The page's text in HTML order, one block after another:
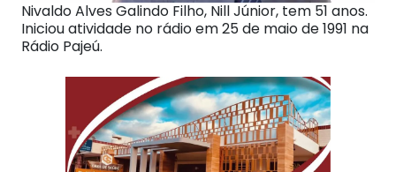
Nivaldo Alves Galindo Filho, Nill Júnior, tem 51 anos.
Iniciou atividade no rádio em 25 de maio de 1991 na
Rádio Pajeú.